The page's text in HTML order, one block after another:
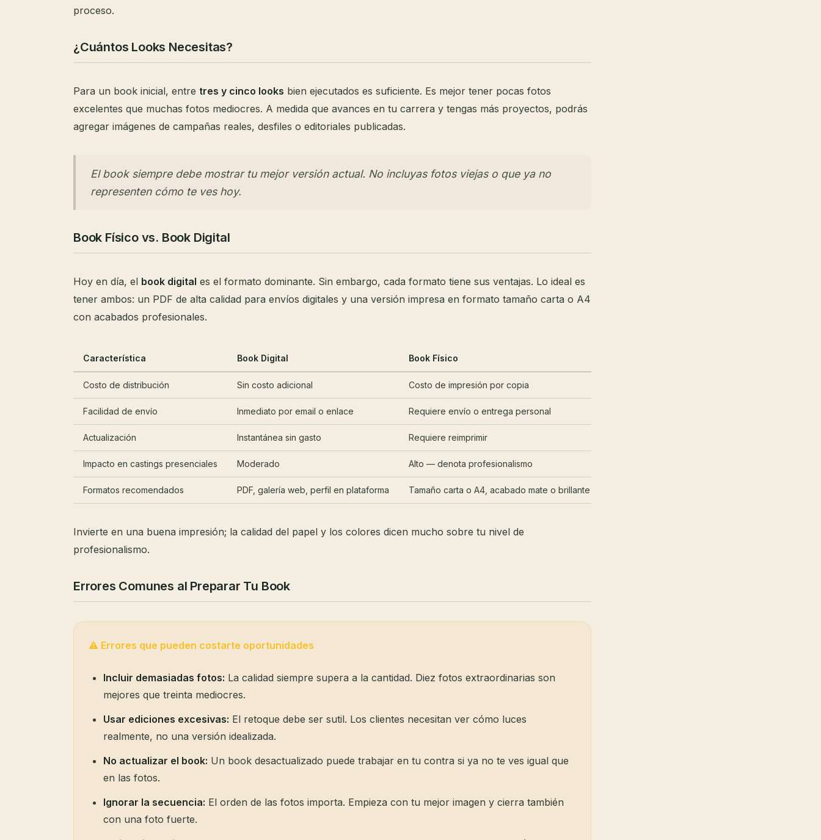
proceso.
¿Cuántos Looks Necesitas?
Para un book inicial, entre tres y cinco looks bien ejecutados es suficiente. Es mejor tener pocas fotos
excelentes que muchas fotos mediocres. A medida que avances en tu carrera y tengas más proyectos, podrás
agregar imágenes de campañas reales, desfiles o editoriales publicadas.
El book siempre debe mostrar tu mejor versión actual. No incluyas fotos viejas o que ya no
representen cómo te ves hoy.
Book Físico vs. Book Digital
Hoy en día, el book digital es el formato dominante. Sin embargo, cada formato tiene sus ventajas. Lo ideal es
tener ambos: un PDF de alta calidad para envíos digitales y una versión impresa en formato tamaño carta o A4
con acabados profesionales.
Característica Book Digital Book Físico
Costo de distribución Sin costo adicional Costo de impresión por copia
Facilidad de envío Inmediato por email o enlace Requiere envío o entrega personal
Actualización Instantánea sin gasto Requiere reimprimir
Impacto en castings presenciales Moderado Alto — denota profesionalismo
Formatos recomendados PDF, galería web, perfil en plataforma Tamaño carta o A4, acabado mate o brillante
Invierte en una buena impresión; la calidad del papel y los colores dicen mucho sobre tu nivel de
profesionalismo.
Errores Comunes al Preparar Tu Book
⚠️ Errores que pueden costarte oportunidades
Incluir demasiadas fotos: La calidad siempre supera a la cantidad. Diez fotos extraordinarias son
mejores que treinta mediocres.
Usar ediciones excesivas: El retoque debe ser sutil. Los clientes necesitan ver cómo luces
realmente, no una versión idealizada.
No actualizar el book: Un book desactualizado puede trabajar en tu contra si ya no te ves igual que
en las fotos.
Ignorar la secuencia: El orden de las fotos importa. Empieza con tu mejor imagen y cierra también
con una foto fuerte.